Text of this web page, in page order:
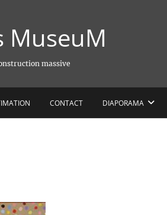
MuseuM
massive
CONTACT DIAPORAMA